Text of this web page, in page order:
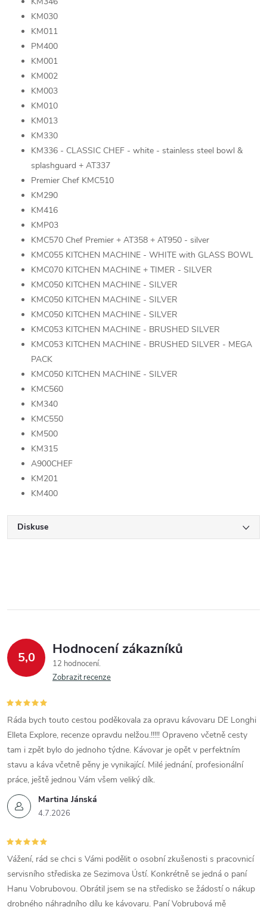
KM030
KM011
PM400
KM001
KM002
KM003
KM010
KM013
KM330
KM336 - CLASSIC CHEF - white - stainless steel bowl &
splashguard + AT337
Premier Chef KMC510
KM290
KM416
KMP03
KMC570 Chef Premier + AT358 + AT950 - silver
KMC055 KITCHEN MACHINE - WHITE with GLASS BOWL
KMC070 KITCHEN MACHINE + TIMER - SILVER
KMC050 KITCHEN MACHINE - SILVER
KMC050 KITCHEN MACHINE - SILVER
KMC050 KITCHEN MACHINE - SILVER
KMC053 KITCHEN MACHINE - BRUSHED SILVER
KMC053 KITCHEN MACHINE - BRUSHED SILVER - MEGA
PACK
KMC050 KITCHEN MACHINE - SILVER
KMC560
KM340
KMC550
KM500
KM315
A900CHEF
KM201
KM400
Diskuse
5,0 Hodnocení zákazníků
12 hodnocení
Zobrazit recenze
Martina Jánská
4.7.2026
Ráda bych touto cestou poděkovala za opravu kávovaru DE Longhi
Elleta Explore, recenze opravdu nelžou.!!!!! Opraveno včetně cesty
tam i zpět bylo do jednoho týdne. Kávovar je opět v perfektním
stavu a káva včetně pěny je vynikající. Milé jednání, profesionální
práce, ještě jednou Vám všem veliký dík.
Vážení, rád se chci s Vámi podělit o osobní zkušenosti s pracovnicí
servisního střediska ze Sezimova Ústí. Konkrétně se jedná o paní
Hanu Vobrubovou. Obrátil jsem se na středisko se žádostí o nákup
drobného náhradního dílu ke kávovaru. Paní Vobrubová mě